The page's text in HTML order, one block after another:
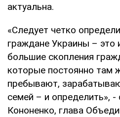
актуальна.
«Следует четко
граждане Украины – это
большие скопления
которые постоянно там
пребывают,
семей – и определить»,
Кононенко, глава